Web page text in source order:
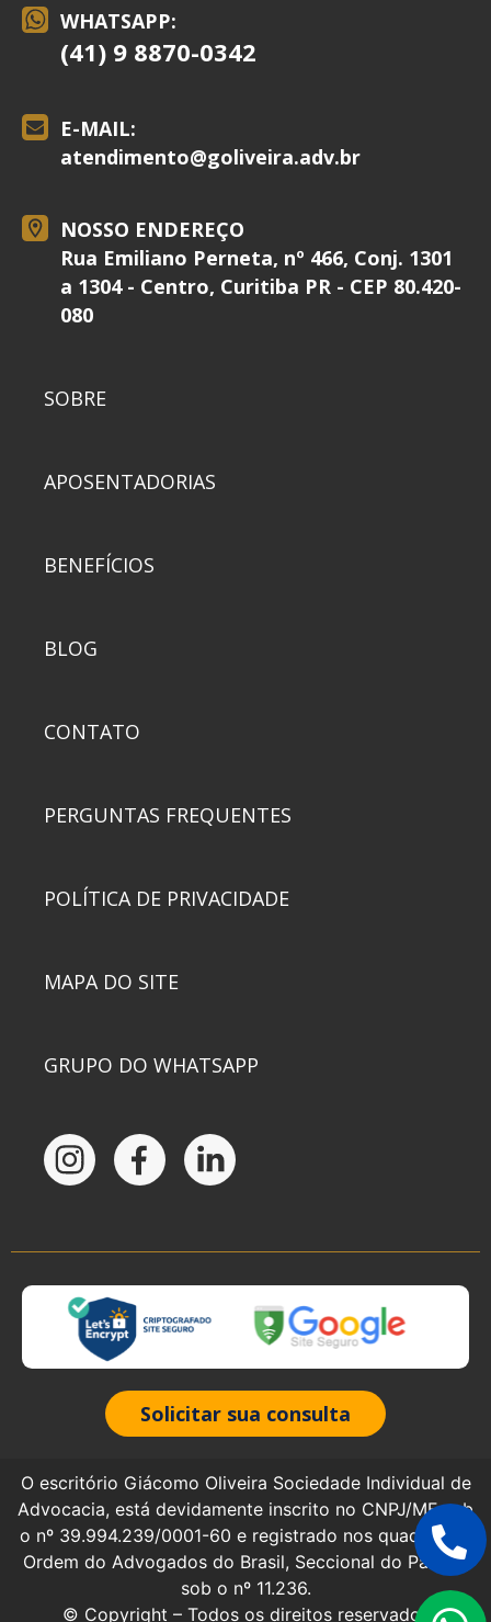
WHATSAPP:
(41) 9 8870-0342
E-MAIL:
atendimento@goliveira.adv.br
NOSSO ENDEREÇO
Rua Emiliano Perneta, nº 466, Conj. 1301
a 1304 - Centro, Curitiba PR - CEP 80.420-
080
SOBRE
APOSENTADORIAS
BENEFÍCIOS
BLOG
CONTATO
PERGUNTAS FREQUENTES
POLÍTICA DE PRIVACIDADE
MAPA DO SITE
GRUPO DO WHATSAPP
Solicitar sua consulta
O escritório Giácomo Oliveira Sociedade Individual de
Advocacia, está devidamente inscrito no CNPJ/MF sob
o nº 39.994.239/0001-60 e registrado nos quadros da
Ordem do Advogados do Brasil, Seccional do Paraná,
sob o nº 11.236.
© Copyright – Todos os direitos reservados